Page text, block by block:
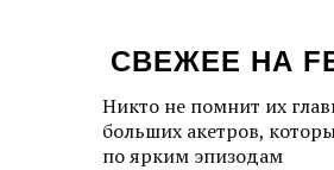
СВЕЖЕЕ НА
Никто не помнит их
больших акетров,
по ярким эпизодам